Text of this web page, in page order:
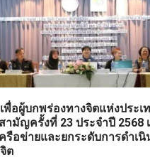
พื่อผู้บกพร่องทางจิตแห่งประเ
ามัญครั้งที่ 23 ประจำปี 2568
รือข่ายและยกระดับการดำเ
ต